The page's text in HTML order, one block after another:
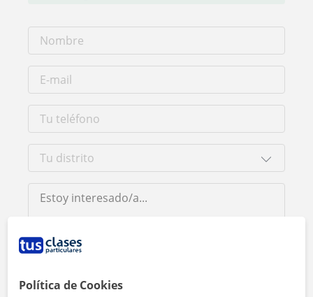
Política de Cookies